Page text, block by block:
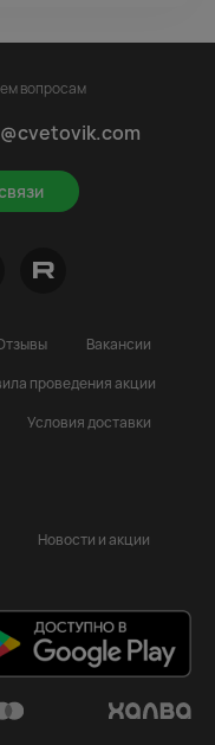
вопросам
Вакансии
проведения акции
Условия доставки
Новости и акции